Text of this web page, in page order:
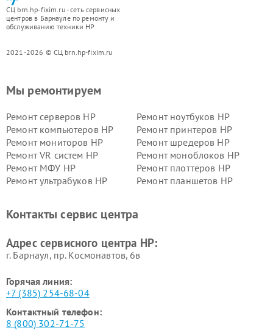
СЦ brn.hp-fixim.ru - сеть сервисных
центров в Барнауле по ремонту и
обслуживанию техники HP
2021-2026 © СЦ brn.hp-fixim.ru
Мы ремонтируем
Ремонт серверов HP
Ремонт ноутбуков HP
Ремонт компьютеров HP
Ремонт принтеров HP
Ремонт мониторов HP
Ремонт шредеров HP
Ремонт VR систем HP
Ремонт моноблоков HP
Ремонт МФУ HP
Ремонт плоттеров HP
Ремонт ультрабуков HP
Ремонт планшетов HP
Контакты сервис центра
Адрес сервисного центра HP:
г. Барнаул, ​пр. Космонавтов, 6в
Горячая линия:
+7 (385) 254-68-04
Контактный телефон:
8 (800) 302-71-75